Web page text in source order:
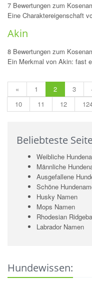
7 Bewertungen zum
Eine Charaktereigenschaft
Akin
8 Bewertungen zum
Ein Merkmal von Akin: fast
« 1 2 3
10
11 12
Beliebteste
Weibliche
Männliche
Ausgefallene
Schöne
Husky Namen
Mops Namen
Rhodesian
Labrador Namen
Hundewissen: